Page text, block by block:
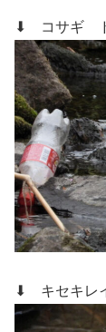
⬇ コサギ
⬇ キセキレ